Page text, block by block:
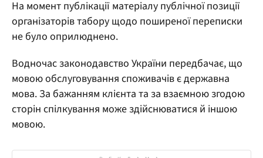
На момент публікації матеріалу публічної позиції
організаторів табору щодо поширеної переписки
не було оприлюднено.
Водночас законодавство України передбачає, що
мовою обслуговування споживачів є державна
мова. За бажанням клієнта та за взаємною згодою
сторін спілкування може здійснюватися й іншою
мовою.